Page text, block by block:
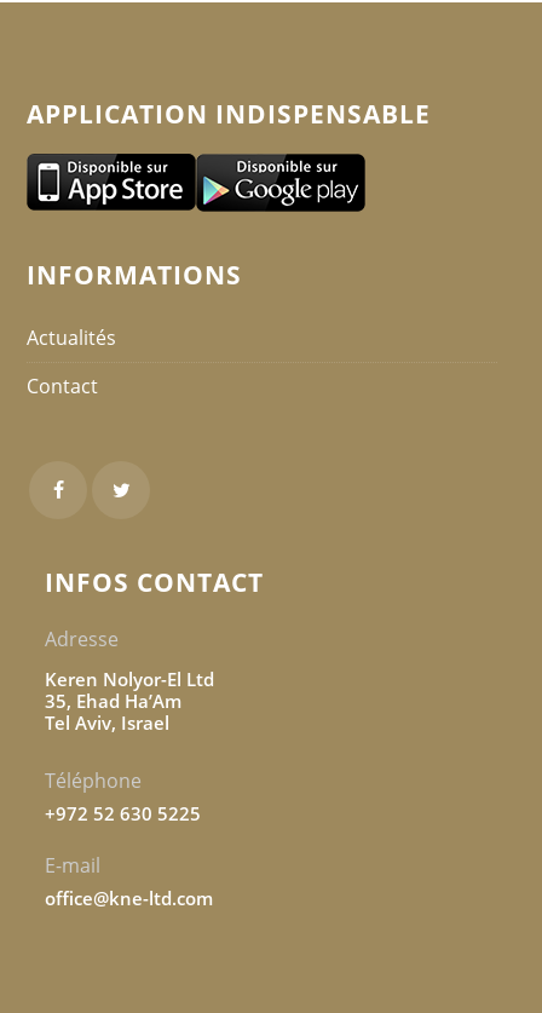
APPLICATION INDISPENSABLE
INFORMATIONS
Actualités
Contact
INFOS CONTACT
Adresse
Keren Nolyor-El Ltd
35, Ehad Ha’Am
Tel Aviv, Israel
Téléphone
+972 52 630 5225
E-mail
office@kne-ltd.com